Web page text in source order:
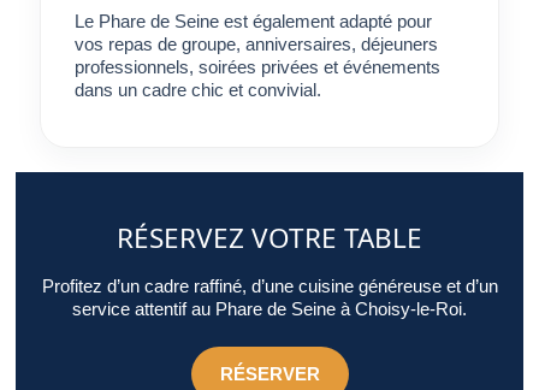
Le Phare de Seine est également adapté pour
vos repas de groupe, anniversaires, déjeuners
professionnels, soirées privées et événements
dans un cadre chic et convivial.
RÉSERVEZ VOTRE TABLE
Profitez d’un cadre raffiné, d’une cuisine généreuse et d’un
service attentif au Phare de Seine à Choisy-le-Roi.
RÉSERVER